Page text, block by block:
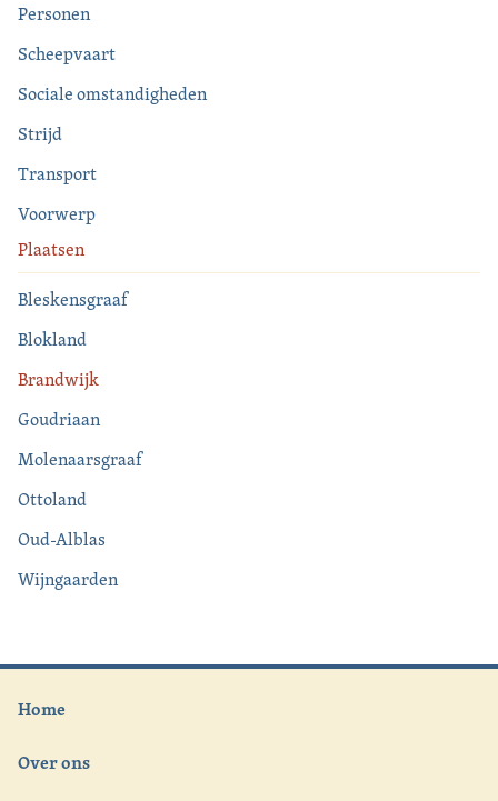
Personen
Scheepvaart
Sociale omstandigheden
Strijd
Transport
Voorwerp
Plaatsen
Bleskensgraaf
Blokland
Brandwijk
Goudriaan
Molenaarsgraaf
Ottoland
Oud-Alblas
Wijngaarden
Home
Over ons